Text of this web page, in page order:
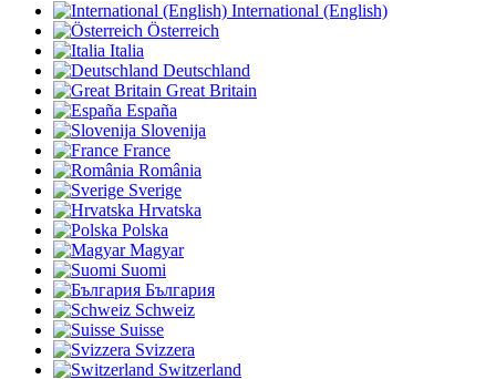
International (English)
Österreich
Italia
Deutschland
Great Britain
España
Slovenija
France
România
Sverige
Hrvatska
Polska
Magyar
Suomi
България
Schweiz
Suisse
Svizzera
Switzerland